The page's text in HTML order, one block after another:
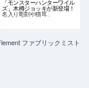
「モンスターハンターワイル
ズ」木樽ジョッキが新登場！
名入り彫刻や猫耳…
ファブリックミスト